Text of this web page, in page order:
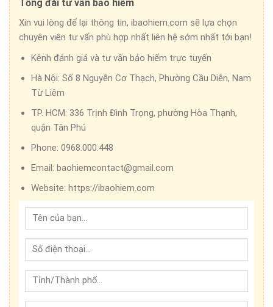
Tổng đài tư vấn bảo hiểm
Xin vui lòng để lại thông tin, ibaohiem.com sẽ lựa chọn
chuyên viên tư vấn phù hợp nhất liên hệ sớm nhất tới bạn!
Kênh đánh giá và tư vấn bảo hiểm trực tuyến
Hà Nội: Số 8 Nguyễn Cơ Thạch, Phường Cầu Diễn, Nam
Từ Liêm
TP. HCM: 336 Trịnh Đình Trọng, phường Hòa Thạnh,
quận Tân Phú
Phone: 0968.000.448
Email: baohiemcontact@gmail.com
Website: https://ibaohiem.com